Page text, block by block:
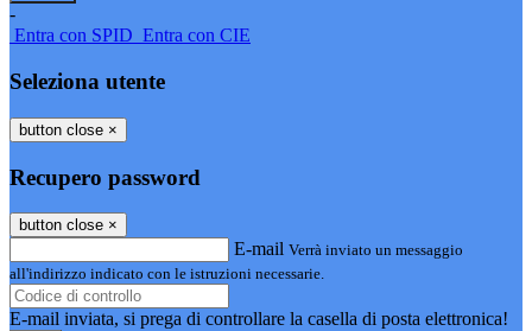
-
Entra con SPID Entra con CIE
Seleziona utente
button close ×
Recupero password
button close ×
E-mail Verrà inviato un messaggio
all'indirizzo indicato con le istruzioni necessarie.
E-mail inviata, si prega di controllare la casella di posta elettronica!